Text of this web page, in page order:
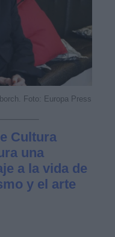
Foto: Europa Press
Cultura
una
a la vida de
y el arte